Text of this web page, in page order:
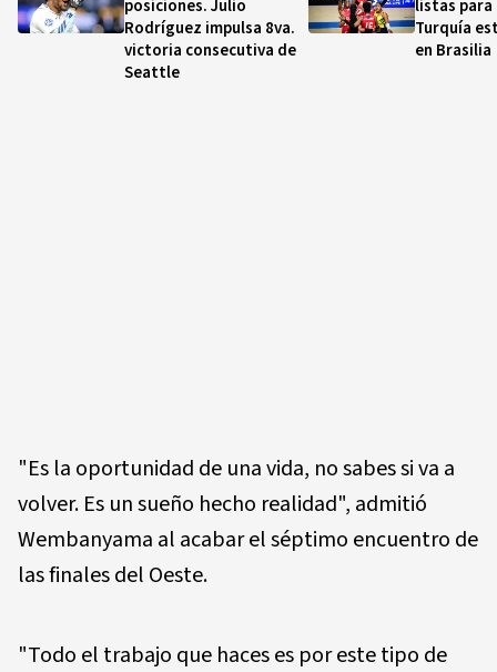
posiciones. Julio
Rodríguez impulsa 8va.
victoria consecutiva de
Seattle
listas
Turquía
en Brasilia
"Es la oportunidad de una vida, no sabes si va a
volver. Es un sueño hecho realidad", admitió
Wembanyama al acabar el séptimo encuentro de
las finales del Oeste.
"Todo el trabajo que haces es por este tipo de